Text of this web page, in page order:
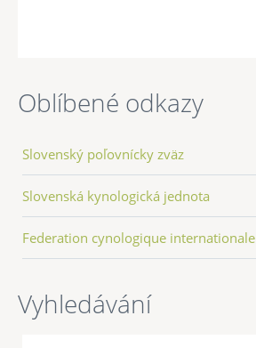
Oblíbené odkazy
Slovenský poľovnícky zväz
Slovenská kynologická jednota
Federation cynologique internationale
Vyhledávání